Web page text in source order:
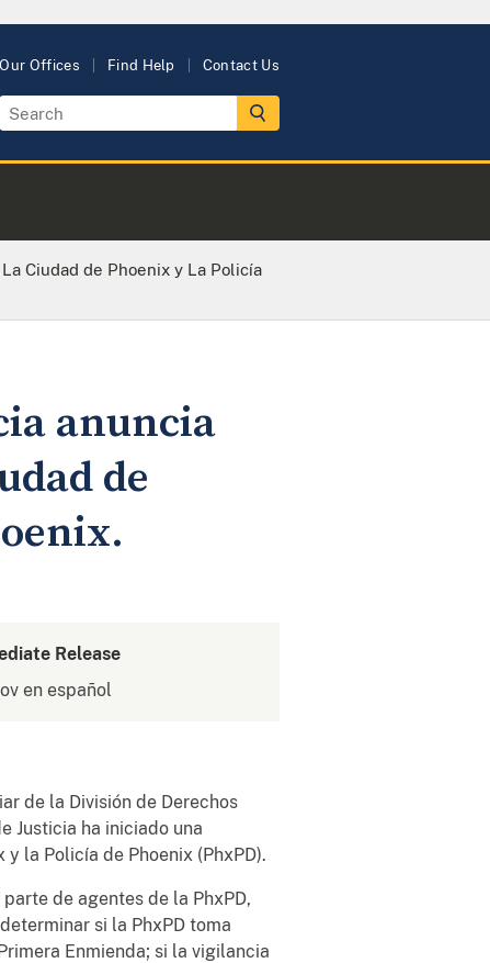
Our Offices Find Help Contact Us
Ciudad de Phoenix y La Policía
anuncia
de
Release
en español
de la División de Derechos
Justicia ha iniciado una
la Policía de Phoenix (PhxPD).
de agentes de la PhxPD,
si la PhxPD toma
Enmienda; si la vigilancia